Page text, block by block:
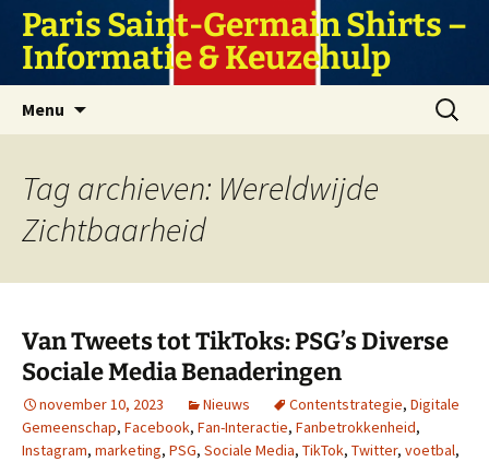
naar
inhoud
Paris Saint-Germain Shirts –
Informatie & Keuzehulp
Menu
Zoeken
naar:
Tag archieven: Wereldwijde
Zichtbaarheid
Van Tweets tot TikToks: PSG’s Diverse
Sociale Media Benaderingen
november 10, 2023 Nieuws Contentstrategie, Digitale
Gemeenschap, Facebook, Fan-Interactie, Fanbetrokkenheid,
Instagram, marketing, PSG, Sociale Media, TikTok, Twitter, voetbal,